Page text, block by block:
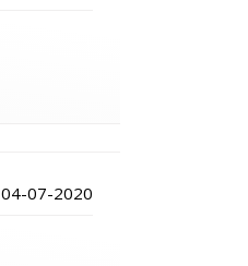
04-07-2020